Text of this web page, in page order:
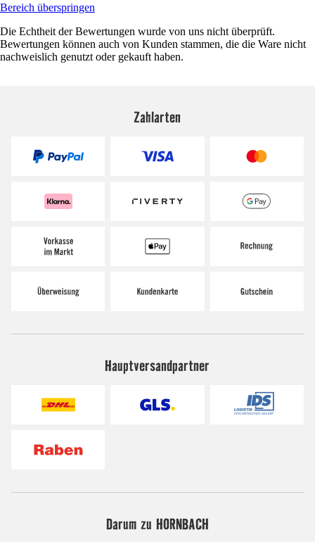
Bereich überspringen
Die Echtheit der Bewertungen wurde von uns nicht überprüft.
Bewertungen können auch von Kunden stammen, die die Ware nicht
nachweislich genutzt oder gekauft haben.
Zahlarten
Hauptversandpartner
Darum zu HORNBACH